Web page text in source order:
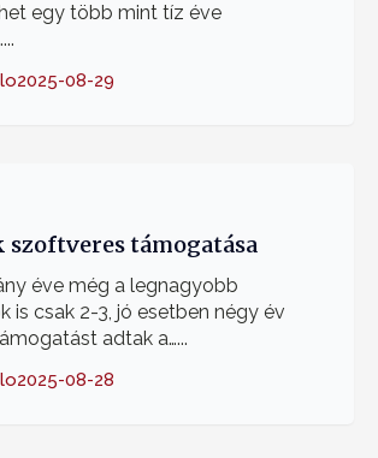
egy több mint tíz éve
2025-08-29
szoftveres támogatása
éve még a legnagyobb
is csak 2-3, jó esetben négy év
adtak a…...
2025-08-28